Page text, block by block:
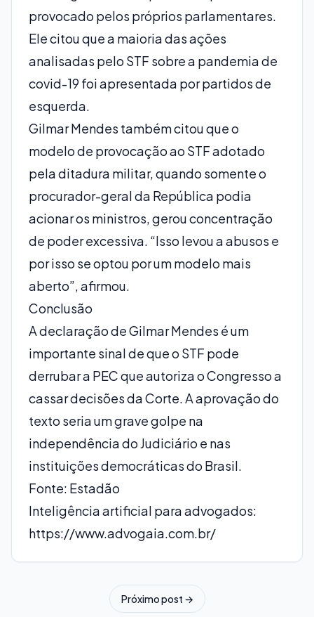
provocado pelos próprios parlamentares.
Ele citou que a maioria das ações
analisadas pelo STF sobre a pandemia de
covid-19 foi apresentada por partidos de
esquerda.
Gilmar Mendes também citou que o
modelo de provocação ao STF adotado
pela ditadura militar, quando somente o
procurador-geral da República podia
acionar os ministros, gerou concentração
de poder excessiva. “Isso levou a abusos e
por isso se optou por um modelo mais
aberto”, afirmou.
Conclusão
A declaração de Gilmar Mendes é um
importante sinal de que o STF pode
derrubar a PEC que autoriza o Congresso a
cassar decisões da Corte. A aprovação do
texto seria um grave golpe na
independência do Judiciário e nas
instituições democráticas do Brasil.
Fonte: Estadão
Inteligência artificial para advogados:
https://www.advogaia.com.br/
Próximo post →